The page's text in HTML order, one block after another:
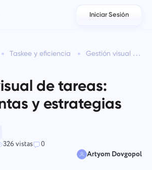
العربية
Azərbaycan
日本語
Iniciar Sesión
Taskee y eficiencia Gestión visual de tareas: herramientas y estrategias
de tareas:
y estrategias
326 vistas
0
Artyom Dovgopol
Taskee
características inspiradoras